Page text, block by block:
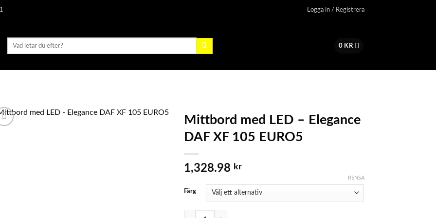
Logga in / Registrera
Sök
0 KR
Mittbord med LED – Elegance
DAF XF 105 EURO5
1,328.98 kr
Färg
RENSA
Mittbord med LED - Elegance DAF XF 105 EURO5 mängd